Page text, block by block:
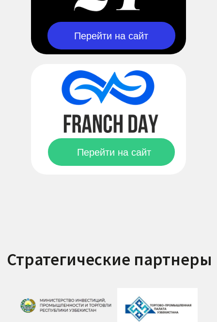
Перейти на сайт
Перейти на сайт